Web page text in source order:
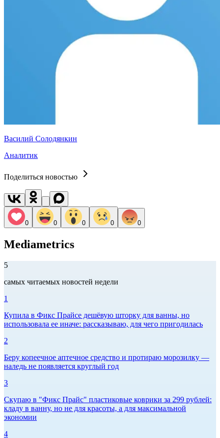
Василий Солодянкин
Аналитик
Поделиться новостью
0 0 0 0 0
Mediametrics
5
самых читаемых новостей недели
1
Купила в Фикс Прайсе дешёвую шторку для ванны, но
использовала ее иначе: рассказываю, для чего пригодилась
2
Беру копеечное аптечное средство и протираю морозилку —
наледь не появляется круглый год
3
Скупаю в "Фикс Прайс" пластиковые коврики за 299 рублей:
кладу в ванну, но не для красоты, а для максимальной
экономии
4